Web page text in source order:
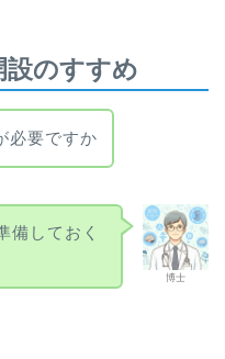
のすすめ
必要ですか
博士
備しておく